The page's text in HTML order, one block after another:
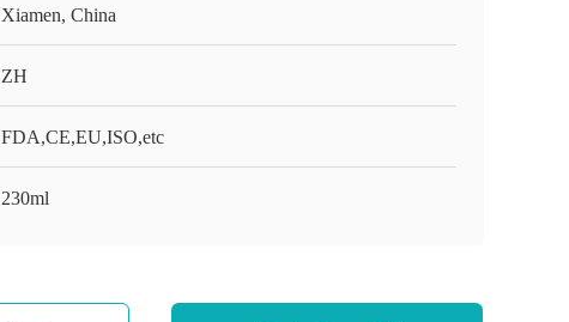
Xiamen, China
ZH
FDA,CE,EU,ISO,etc
230ml